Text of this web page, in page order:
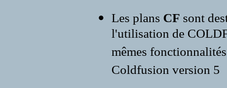
Les plans CF sont
l'utilisation de
mêmes
Coldfusion version 5